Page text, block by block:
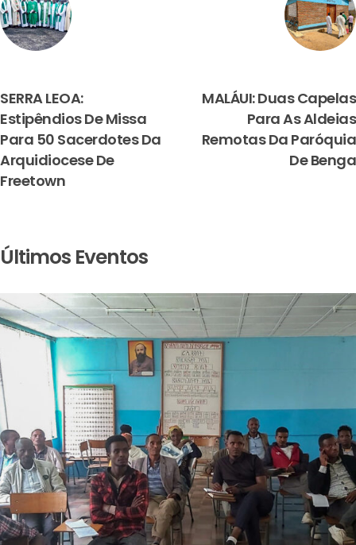
SERRA LEOA:
Estipêndios De Missa
Para 50 Sacerdotes Da
Arquidiocese De
Freetown
MALÁUI: Duas Capelas
Para As Aldeias
Remotas Da Paróquia
De Benga
Últimos Eventos